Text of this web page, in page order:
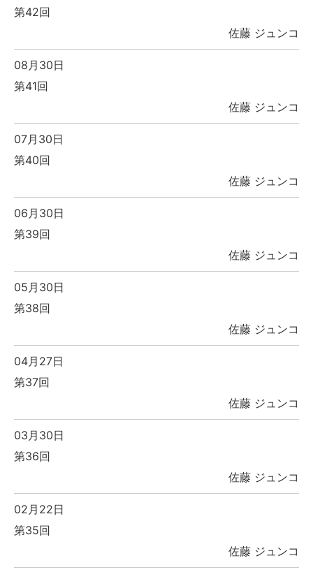
第42回
佐藤 ジュンコ
08月30日
第41回
佐藤 ジュンコ
07月30日
第40回
佐藤 ジュンコ
06月30日
第39回
佐藤 ジュンコ
05月30日
第38回
佐藤 ジュンコ
04月27日
第37回
佐藤 ジュンコ
03月30日
第36回
佐藤 ジュンコ
02月22日
第35回
佐藤 ジュンコ